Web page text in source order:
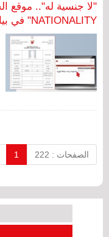
NATIONALITY" في بيانات مواطنين بحرينيين
الصفحات : 222 1